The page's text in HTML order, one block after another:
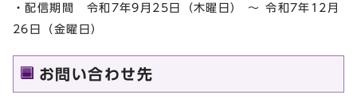
・配信期間 令和7年9月25日（木曜日） ～ 令和7年12月
26日（金曜日）
お問い合わせ先